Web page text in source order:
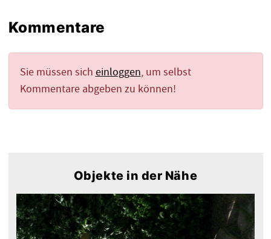
Kommentare
Sie müssen sich einloggen, um selbst
Kommentare abgeben zu können!
Objekte in der Nähe